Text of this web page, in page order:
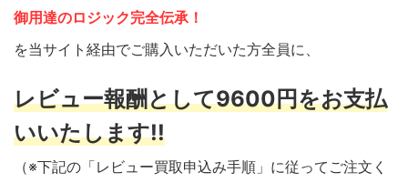
御用達のロジック完全伝承！
を当サイト経由でご購入いただいた方全員に、
レビュー報酬として9600円をお支払
いいたします!!
（※下記の「レビュー買取申込み手順」に従ってご注文く